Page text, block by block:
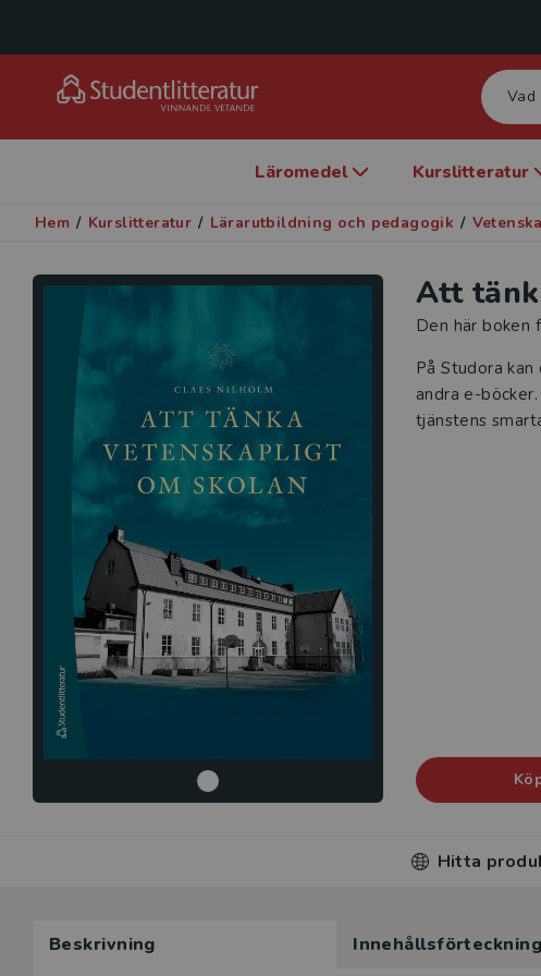
Läromedel Kurslitteratur
Hem / Kurslitteratur / Lärarutbildning och pedagogik /
Att
Den här boken
På Studora
andra e-
tjänstens
Hitta
Beskrivning Innehållsförteckning